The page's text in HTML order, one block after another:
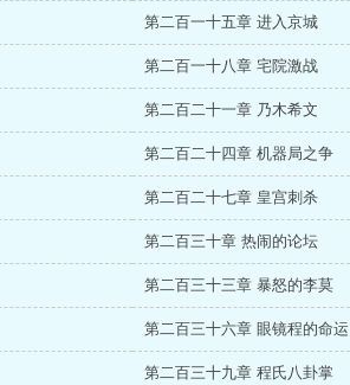
第二百一十五章 进入京城
第二百一十八章 宅院激战
第二百二十一章 乃木希文
第二百二十四章 机器局之争
第二百二十七章 皇宫刺杀
第二百三十章 热闹的论坛
第二百三十三章 暴怒的李莫
第二百三十六章 眼镜程的命运
第二百三十九章 程氏八卦掌